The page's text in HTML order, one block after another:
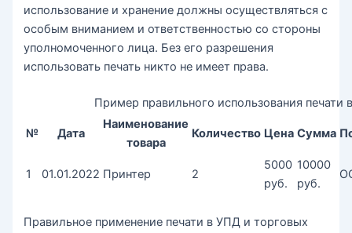
использование и хранение должны осуществляться с
особым вниманием и ответственностью со стороны
уполномоченного лица. Без его разрешения
использовать печать никто не имеет права.
Пример правильного использования печати
№ Дата
Наименование
товара
Количество Цена Сумма
1 01.01.2022 Принтер 2
5000
руб.
10000
руб.
Правильное применение печати в УПД и торговых